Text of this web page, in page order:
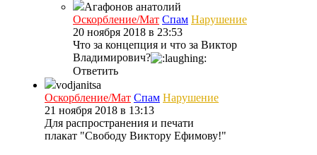
Агафонов анатолий
Оскорбление/Мат Спам Нарушение
20 ноября 2018 в 23:53
Что за концепция и что за Виктор
Владимирович?
Ответить
vodjanitsa
Оскорбление/Мат Спам Нарушение
21 ноября 2018 в 13:13
Для распространения и печати
плакат "Свободу Виктору Ефимову!"